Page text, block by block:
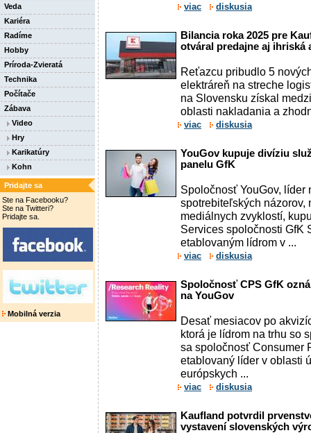
Veda
Kariéra
Radíme
Hobby
Príroda-Zvieratá
Technika
Počítače
Zábava
Video
Hry
Karikatúry
Kohn
Pridajte sa
Ste na Facebooku?
Ste na Twitteri?
Pridajte sa.
Mobilná verzia
viac diskusia
Bilancia roka 2025 pre
otváral predajne aj ihriská
Reťazcu pribudlo 5
elektráreň na streche
na Slovensku získal
oblasti nakladania a
viac diskusia
YouGov kupuje divíziu
panelu GfK
Spoločnosť YouGov, líder
spotrebiteľských názorov,
mediálnych zvyklostí,
Services spoločnosti GfK
etablovaným lídrom v ...
viac diskusia
Spoločnosť CPS GfK
na YouGov
Desať mesiacov po
ktorá je lídrom na trhu so
sa spoločnosť Consumer
etablovaný líder v oblasti
európskych ...
viac diskusia
Kaufland potvrdil
vystavení slovenských